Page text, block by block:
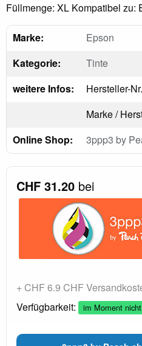
Füllmenge: XL Kompatibel zu:
Marke:
Epson
Kategorie:
Tinte
weitere Infos:
Hersteller-
Marke /
Online Shop:
3ppp3 by
CHF 31.20 bei
+ CHF 6.9 CHF
Verfügbarkeit:
im Moment